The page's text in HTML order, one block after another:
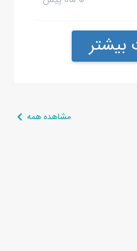
مشاهده همه